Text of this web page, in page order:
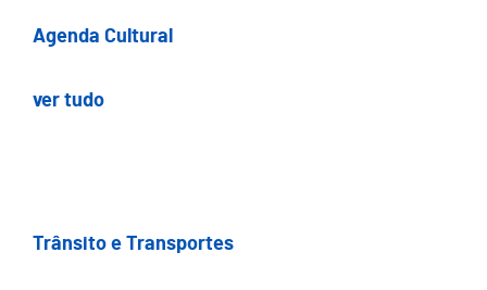
Agenda Cultural
ver tudo
Trânsito e Transportes